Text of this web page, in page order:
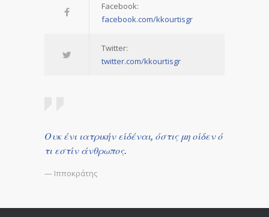
Facebook:
facebook.com/kkourtisgr
Twitter:
twitter.com/kkourtisgr
Ουκ ένι ιατρικήν είδέναι, όστις μη οίδεν ό
τι εστίν άνθρωπος.
— Ιπποκράτης